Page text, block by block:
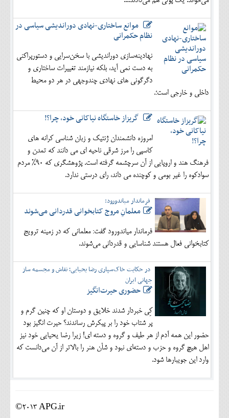
موانع ساختاری-نهادی دوراندیشی سیاسی در
نظام حکمرانی
نهادینه‌سازی دوراندیشی با سخن‌سرایی و دستورپراکنی
به دست نمی آید، بلکه نیازمند تغییرات ساختاری و
دگرگونی های نهادی چندوجهی در هر دو محیط
داخلی و خارجی است؛.
گریزاز خاستگاه نیاکانی خود، چرا؟!
امروزه دانشمندان ژنتیک و زبان شناسی کرانه های
کاسپی را مرز شرقی ناحیه ای می دانند که تمدن و
فرهنگ هند و اروپایی از آن سرچشمه گرفته است. پژوهشگری که 90% مردم
سوادکوه را غیر بومی و کوچنده می داند، رای درستی ندارد.
فرماندار میاندورود:
معلمانِ مروج کتابخوانی قدردانی می‌شوند
فرماندار میاندورود گفت: معلمانی که در زمینه ترویج
کتابخوانی فعال هستند شناسایی و قدردانی می‌شوند.
در حکایت خاک‌سپاری رضا یحیایی؛ نقاش و مجسمه ساز
جهانی ایران
حضوری حیرت‌انگیز
کِی خبردار شدند خلایق و دوستان او که چنین گرم و
پر شتاب خود را بر پیکرش رساندند؟ حیرت انگیز بود
حضور این همه آدم از هر طیف و گروه و دسته ای! زیرا رضا یحیایی خود نیز
اهل هیچ گروه و حزب و دسته‌ای نبود و شأن هنر را بالاتر از آن می‌دانست که
وارد این جویبارها شود.
©2013 APG.ir